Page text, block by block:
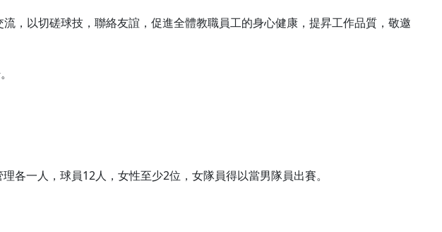
，以切磋球技，聯絡友誼，促進全體教職員工的身心健康，提昇工作品質，敬邀
各一人，球員12人，女性至少2位，女隊員得以當男隊員出賽。